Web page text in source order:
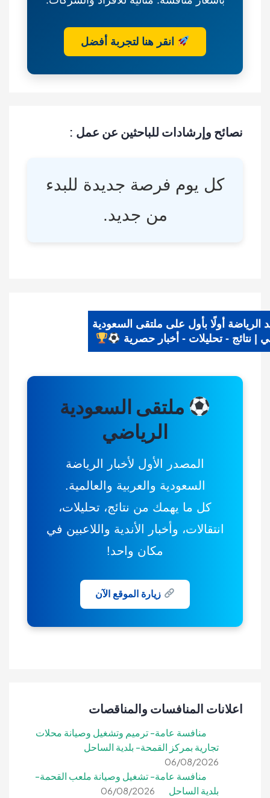
انقر هنا لتجربة أفضل
نصائح وإرشادات للباحثين عن عمل :
كل يوم فرصة جديدة للبدء
من جديد.
الرياضة أولًا بأول على ملتقى السعودية
| نتائج - تحليلات - أخبار حصرية
ملتقى السعودية
الرياضي
المصدر الأول لأخبار الرياضة
السعودية والعربية والعالمية.
كل ما يهمك من نتائج، تحليلات،
انتقالات، وأخبار الأندية واللاعبين في
مكان واحد!
زيارة الموقع الآن
اعلانات المنافسات والمناقصات
منافسة عامة- ترميم وتشغيل وصيانة محلات
تجارية بمركز القمحة- بلدية الساحل
06/08/2026
منافسة عامة- تشغيل وصيانة ملعب القحمة-
بلدية الساحل
06/08/2026